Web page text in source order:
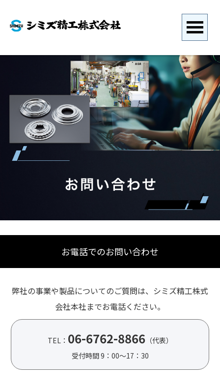
お電話でのお問い合わせ
弊社の事業や製品についてのご質問は、シミズ精工株式
会社本社までお電話ください。
TEL： 06-6762-8866（代表）
受付時間 9：00～17：30